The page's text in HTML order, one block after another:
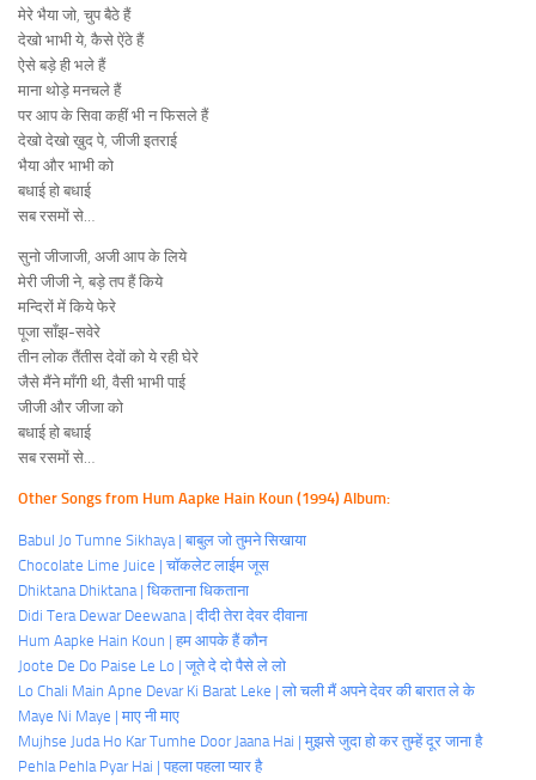
मेरे भैया जो, चुप बैठे हैं
देखो भाभी ये, कैसे ऐंठे हैं
ऐसे बड़े ही भले हैं
माना थोड़े मनचले हैं
पर आप के सिवा कहीं भी न फिसले हैं
देखो देखो ख़ुद पे, जीजी इतराई
भैया और भाभी को
बधाई हो बधाई
सब रसमों से…
सुनो जीजाजी, अजी आप के लिये
मेरी जीजी ने, बड़े तप हैं किये
मन्दिरों में किये फेरे
पूजा साँझ-सवेरे
तीन लोक तैंतीस देवों को ये रही घेरे
जैसे मैंने माँगी थी, वैसी भाभी पाई
जीजी और जीजा को
बधाई हो बधाई
सब रसमों से…
Other Songs from Hum Aapke Hain Koun (1994) Album:
Babul Jo Tumne Sikhaya | बाबुल जो तुमने सिखाया
Chocolate Lime Juice | चॉकलेट लाईम जूस
Dhiktana Dhiktana | धिकताना धिकताना
Didi Tera Dewar Deewana | दीदी तेरा देवर दीवाना
Hum Aapke Hain Koun | हम आपके हैं कौन
Joote De Do Paise Le Lo | जूते दे दो पैसे ले लो
Lo Chali Main Apne Devar Ki Barat Leke | लो चली मैं अपने देवर की बारात ले के
Maye Ni Maye | माए नी माए
Mujhse Juda Ho Kar Tumhe Door Jaana Hai | मुझसे जुदा हो कर तुम्हें दूर जाना है
Pehla Pehla Pyar Hai | पहला पहला प्यार है